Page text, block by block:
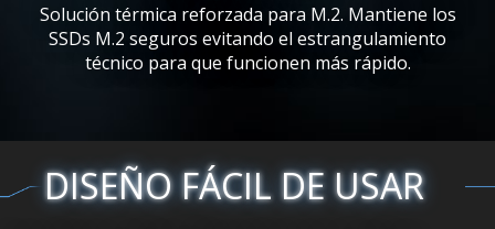
Solución térmica reforzada para M.2. Mantiene los
SSDs M.2 seguros evitando el estrangulamiento
técnico para que funcionen más rápido.
DISEÑO FÁCIL DE USAR